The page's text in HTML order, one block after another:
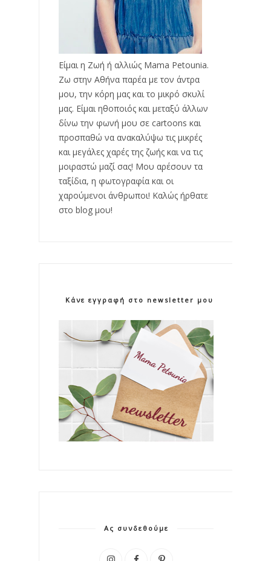
Είμαι η Ζωή ή αλλιώς Mama Petounia.
Ζω στην Αθήνα παρέα με τον άντρα
μου, την κόρη μας και το μικρό σκυλί
μας. Είμαι ηθοποιός και μεταξύ άλλων
δίνω την φωνή μου σε cartoons και
προσπαθώ να ανακαλύψω τις μικρές
και μεγάλες χαρές της ζωής και να τις
μοιραστώ μαζί σας! Μου αρέσουν τα
ταξίδια, η φωτογραφία και οι
χαρούμενοι άνθρωποι! Καλώς ήρθατε
στο blog μου!
Κάνε εγγραφή στο newsletter μου!
Ας συνδεθούμε